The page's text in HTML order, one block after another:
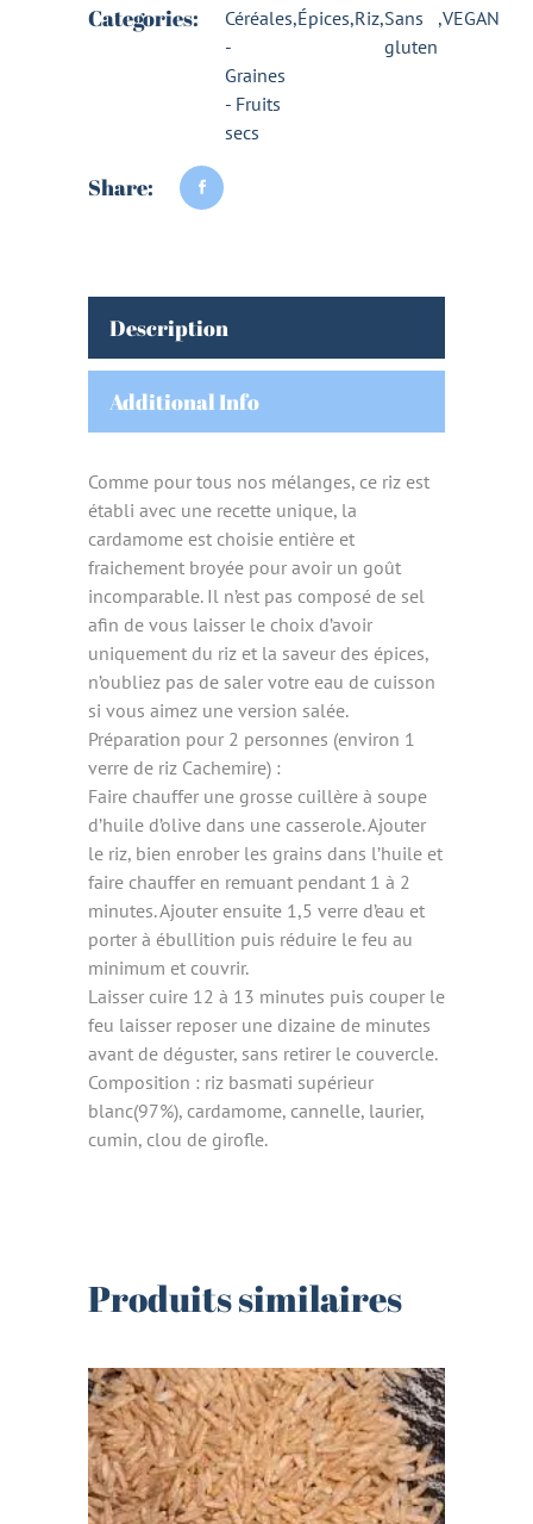
Categories:
Céréales
-
Graines
- Fruits
secs
,Épices,Riz,Sans
gluten
,VEGAN
Share:
Description
Additional Info
Comme pour tous nos mélanges, ce riz est
établi avec une recette unique, la
cardamome est choisie entière et
fraichement broyée pour avoir un goût
incomparable. Il n’est pas composé de sel
afin de vous laisser le choix d’avoir
uniquement du riz et la saveur des épices,
n’oubliez pas de saler votre eau de cuisson
si vous aimez une version salée.
Préparation pour 2 personnes (environ 1
verre de riz Cachemire) :
Faire chauffer une grosse cuillère à soupe
d’huile d’olive dans une casserole. Ajouter
le riz, bien enrober les grains dans l’huile et
faire chauffer en remuant pendant 1 à 2
minutes. Ajouter ensuite 1,5 verre d’eau et
porter à ébullition puis réduire le feu au
minimum et couvrir.
Laisser cuire 12 à 13 minutes puis couper le
feu laisser reposer une dizaine de minutes
avant de déguster, sans retirer le couvercle.
Composition : riz basmati supérieur
blanc(97%), cardamome, cannelle, laurier,
cumin, clou de girofle.
Produits similaires